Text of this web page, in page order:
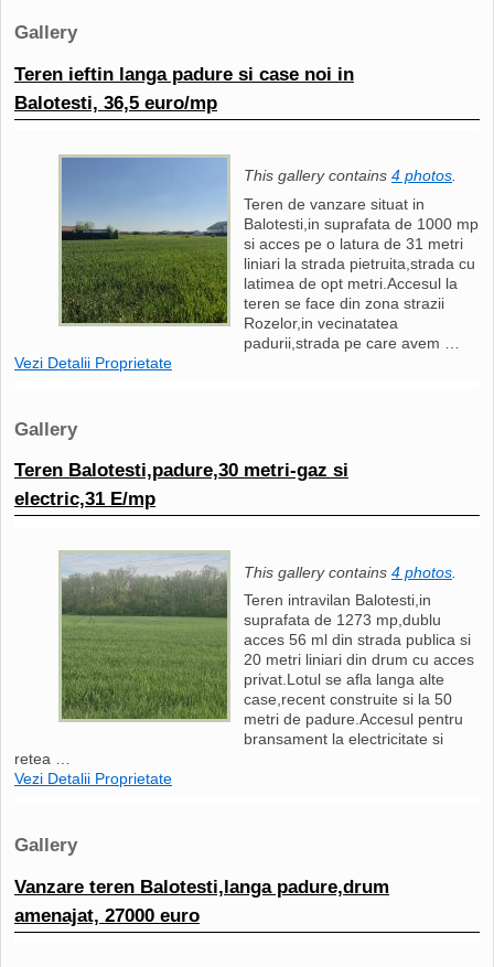
Gallery
Teren ieftin langa padure si case noi in
Balotesti, 36,5 euro/mp
This gallery contains 4 photos.
Teren de vanzare situat in
Balotesti,in suprafata de 1000 mp
si acces pe o latura de 31 metri
liniari la strada pietruita,strada cu
latimea de opt metri.Accesul la
teren se face din zona strazii
Rozelor,in vecinatatea
padurii,strada pe care avem …
Vezi Detalii Proprietate
Gallery
Teren Balotesti,padure,30 metri-gaz si
electric,31 E/mp
This gallery contains 4 photos
Teren intravilan Balotesti,in
suprafata de 1273 mp,dublu
acces 56 ml din strada publica si
20 metri liniari din drum cu acces
privat.Lotul se afla langa alte
case,recent construite si la 50
metri de padure.Accesul pentru
bransament la electricitate si
retea …
Vezi Detalii Proprietate
Gallery
Vanzare teren Balotesti,langa padure,drum
amenajat, 27000 euro